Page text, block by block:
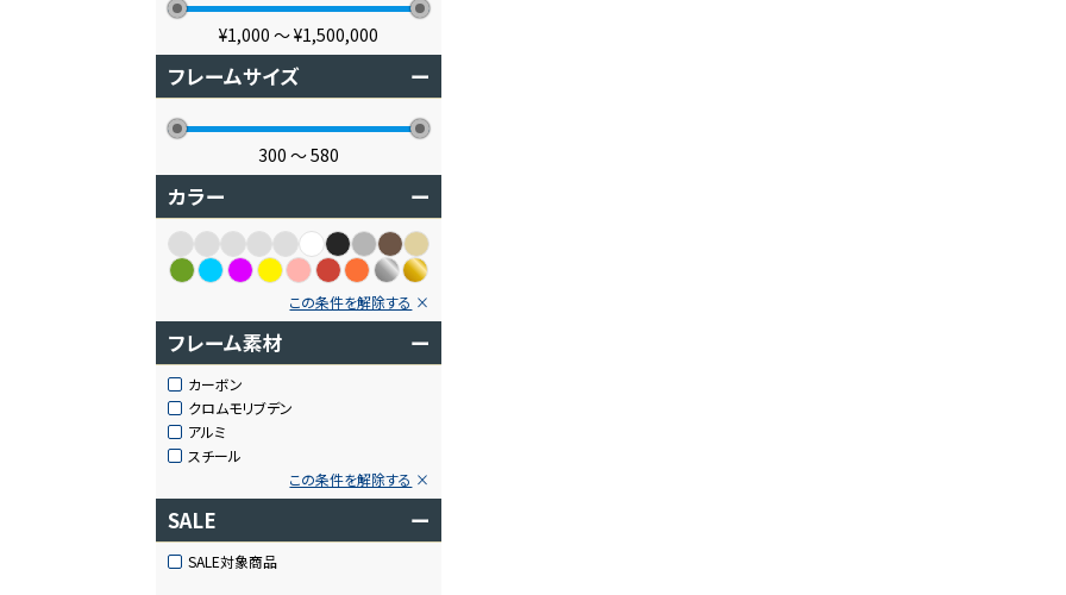
¥1,000 〜¥1,500,000
フレームサイズ ー
300 〜580
カラー ー
この条件を解除する
フレーム素材 ー
カーボン
クロムモリブデン
アルミ
スチール
この条件を解除する
SALE ー
SALE対象商品